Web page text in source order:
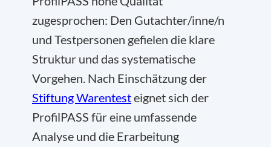
zugesprochen: Den Gutachter/inne/n
und Testpersonen gefielen die klare
Struktur und das systematische
Vorgehen. Nach Einschätzung der
Stiftung Warentesteignet sich der
ProfilPASS für eine umfassende
Analyse und die Erarbeitung